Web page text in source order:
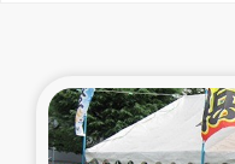
東ティ
大雨に